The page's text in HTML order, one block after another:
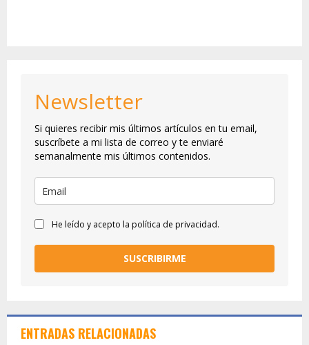
Newsletter
Si quieres recibir mis últimos artículos en tu email,
suscríbete a mi lista de correo y te enviaré
semanalmente mis últimos contenidos.
He leído y acepto la política de privacidad.
SUSCRIBIRME
ENTRADAS RELACIONADAS